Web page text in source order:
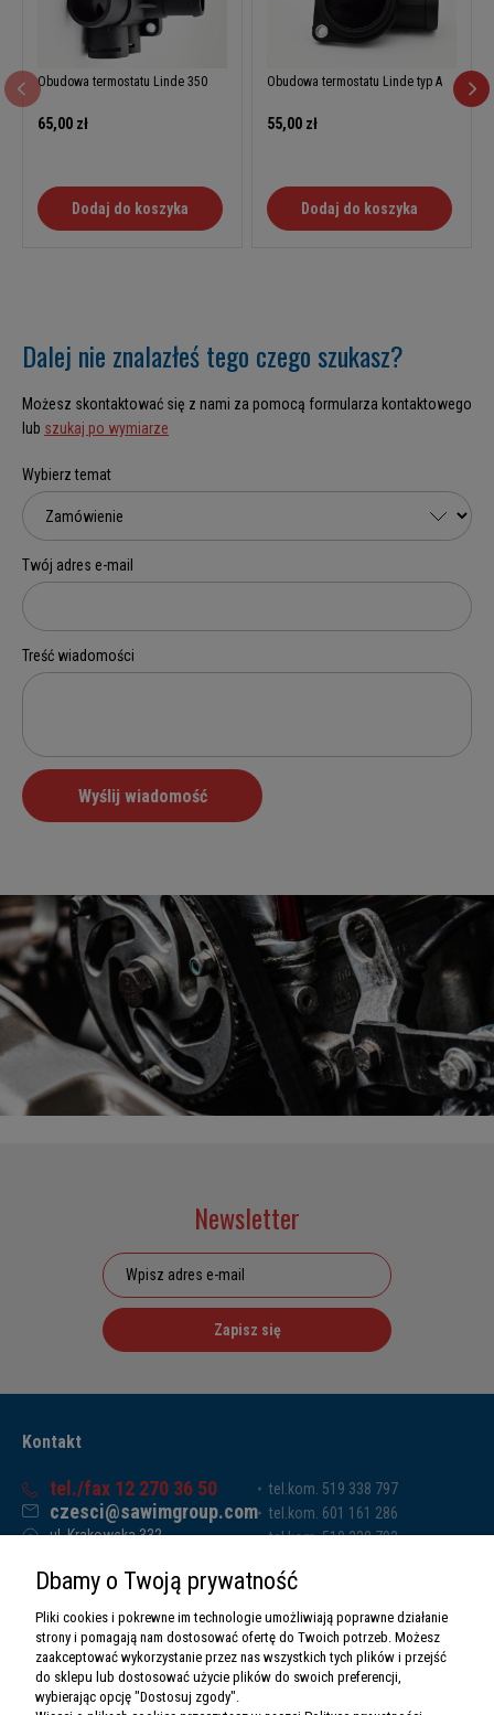
Obudowa termostatu Linde 350
65,00 zł
Dodaj do koszyka
Obudowa termostatu Linde typ A
55,00 zł
Dodaj do koszyka
Dalej nie znalazłeś tego czego szukasz?
Możesz skontaktować się z nami za pomocą formularza kontaktowego
lub szukaj po wymiarze
Newsletter
Zapisz się
Kontakt
tel./fax 12 270 36 50
czesci@sawimgroup.com
ul. Krakowska 332,
Sawim Group Mariusz Zdyb sp. k.
NIP: 5130284470
REGON: 5246591010
tel.kom. 519 338 797
tel.kom. 601 161 286
tel.kom. 519 338 793
Dbamy o Twoją prywatność
Pliki cookies i pokrewne im technologie umożliwiają poprawne działanie
strony i pomagają nam dostosować ofertę do Twoich potrzeb. Możesz
zaakceptować wykorzystanie przez nas wszystkich tych plików i przejść
do sklepu lub dostosować użycie plików do swoich preferencji,
wybierając opcję "Dostosuj zgody".